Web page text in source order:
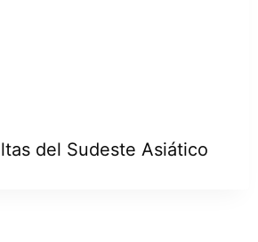
del Sudeste Asiático